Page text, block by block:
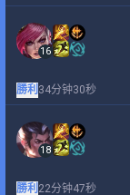
16
勝利 34分钟30秒
18
勝利 22分钟47秒